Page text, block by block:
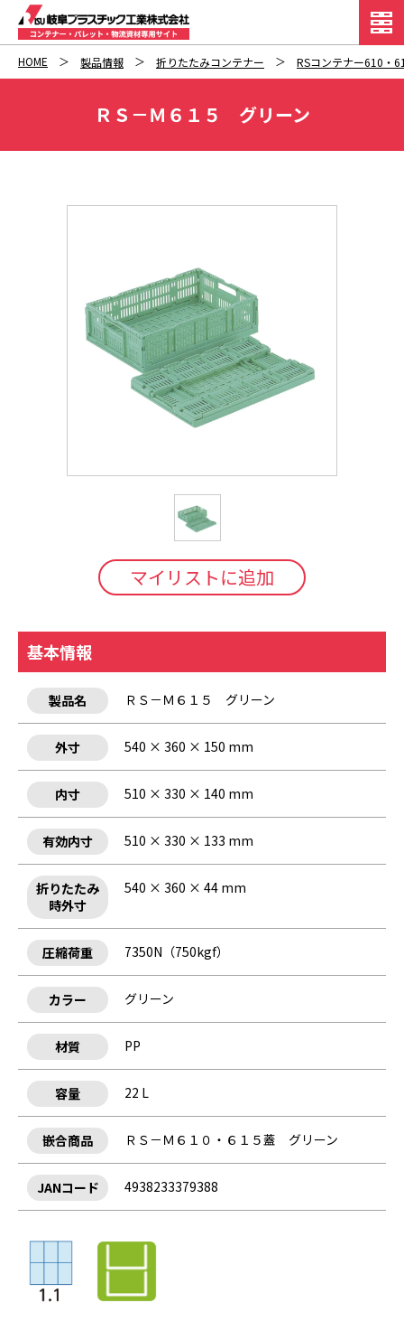
HOME 製品情報 折りたたみコンテナー RSコンテナー610・
ＲＳ－Ｍ６１５ グリーン
マイリストに追加
基本情報
製品名 ＲＳ－Ｍ６１５ グリーン
外寸 540 × 360 × 150 mm
内寸 510 × 330 × 140 mm
有効内寸 510 × 330 × 133 mm
折りたたみ
時外寸
540 × 360 × 44 mm
圧縮荷重 7350N（750kgf）
カラー グリーン
材質 PP
容量 22 L
嵌合商品 ＲＳ－Ｍ６１０・６１５蓋 グリーン
JANコード 4938233379388